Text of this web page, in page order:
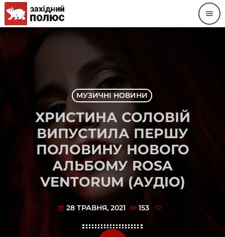
menu
МУЗИЧНІ НОВИНИ
ХРИСТИНА СОЛОВІЙ
ВИПУСТИЛА ПЕРШУ
ПОЛОВИНУ НОВОГО
АЛЬБОМУ ROSA
VENTORUM (АУДІО)
today 28 ТРАВНЯ, 2021 153